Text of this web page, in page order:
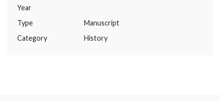
Year
Type
Manuscript
Category
History